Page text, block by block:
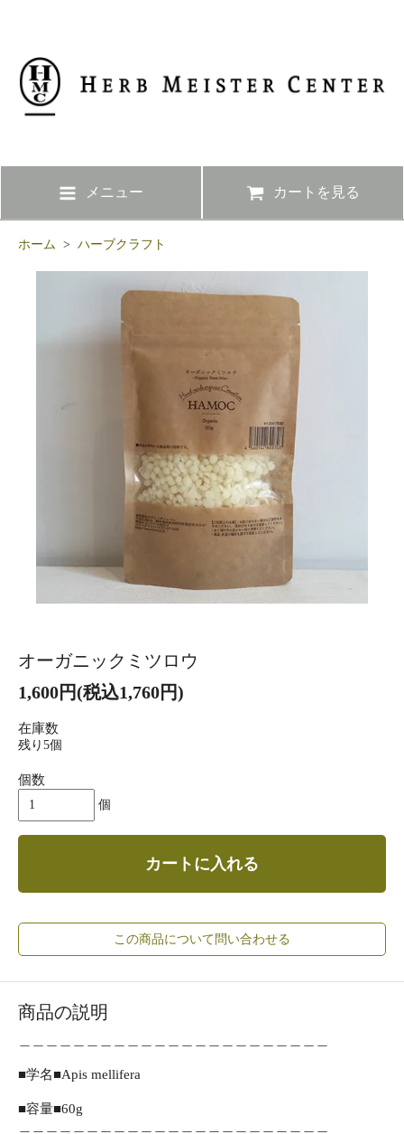
メニュー カートを見る
ホーム > ハーブクラフト
オーガニックミツロウ
1,600円(税込1,760円)
在庫数
残り5個
個数
個
カートに入れる
この商品について問い合わせる
商品の説明
■学名■Apis mellifera
■容量■60g